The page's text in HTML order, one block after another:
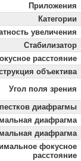
Приложения
Категории
увеличения
Стабилизатор
расстояние
объектива
Угол поля зрения
диафрагмы
диафрагма
диафрагма
фокусное
расстояние